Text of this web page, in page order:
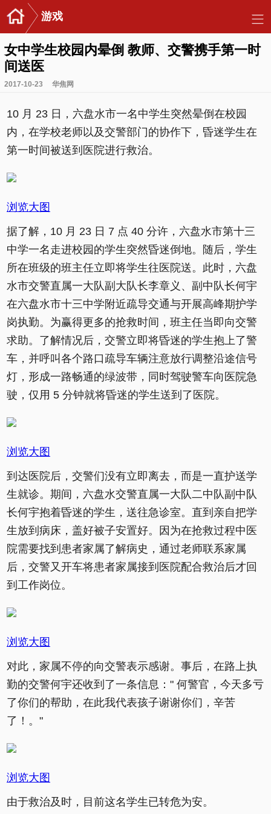
游戏
女中学生校园内晕倒 教师、交警携手第一时
间送医
2017-10-23 华焦网
10 月 23 日，六盘水市一名中学生突然晕倒在校园
内，在学校老师以及交警部门的协作下，昏迷学生在
第一时间被送到医院进行救治。
浏览大图
据了解，10 月 23 日 7 点 40 分许，六盘水市第十三
中学一名走进校园的学生突然昏迷倒地。随后，学生
所在班级的班主任立即将学生往医院送。此时，六盘
水市交警直属一大队副大队长李章义、副中队长何宇
在六盘水市十三中学附近疏导交通与开展高峰期护学
岗执勤。为赢得更多的抢救时间，班主任当即向交警
求助。了解情况后，交警立即将昏迷的学生抱上了警
车，并呼叫各个路口疏导车辆注意放行调整沿途信号
灯，形成一路畅通的绿波带，同时驾驶警车向医院急
驶，仅用 5 分钟就将昏迷的学生送到了医院。
浏览大图
到达医院后，交警们没有立即离去，而是一直护送学
生就诊。期间，六盘水交警直属一大队二中队副中队
长何宇抱着昏迷的学生，送往急诊室。直到亲自把学
生放到病床，盖好被子安置好。因为在抢救过程中医
院需要找到患者家属了解病史，通过老师联系家属
后，交警又开车将患者家属接到医院配合救治后才回
到工作岗位。
浏览大图
对此，家属不停的向交警表示感谢。事后，在路上执
勤的交警何宇还收到了一条信息：" 何警官，今天多亏
了你们的帮助，在此我代表孩子谢谢你们，辛苦
了！。"
浏览大图
由于救治及时，目前这名学生已转危为安。